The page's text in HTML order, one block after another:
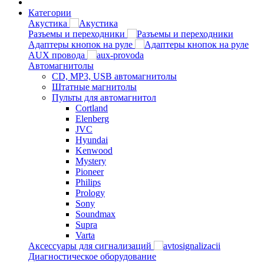
Категории
Акустика
Разъемы и переходники
Адаптеры кнопок на руле
AUX провода
Автомагнитолы
CD, MP3, USB автомагнитолы
Штатные магнитолы
Пульты для автомагнитол
Cortland
Elenberg
JVC
Hyundai
Kenwood
Mystery
Pioneer
Philips
Prology
Sony
Soundmax
Supra
Varta
Аксессуары для сигнализаций
Диагностическое оборудование